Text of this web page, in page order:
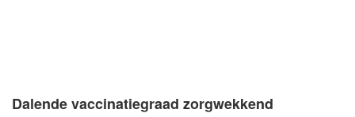
Dalende vaccinatiegraad zorgwekkend